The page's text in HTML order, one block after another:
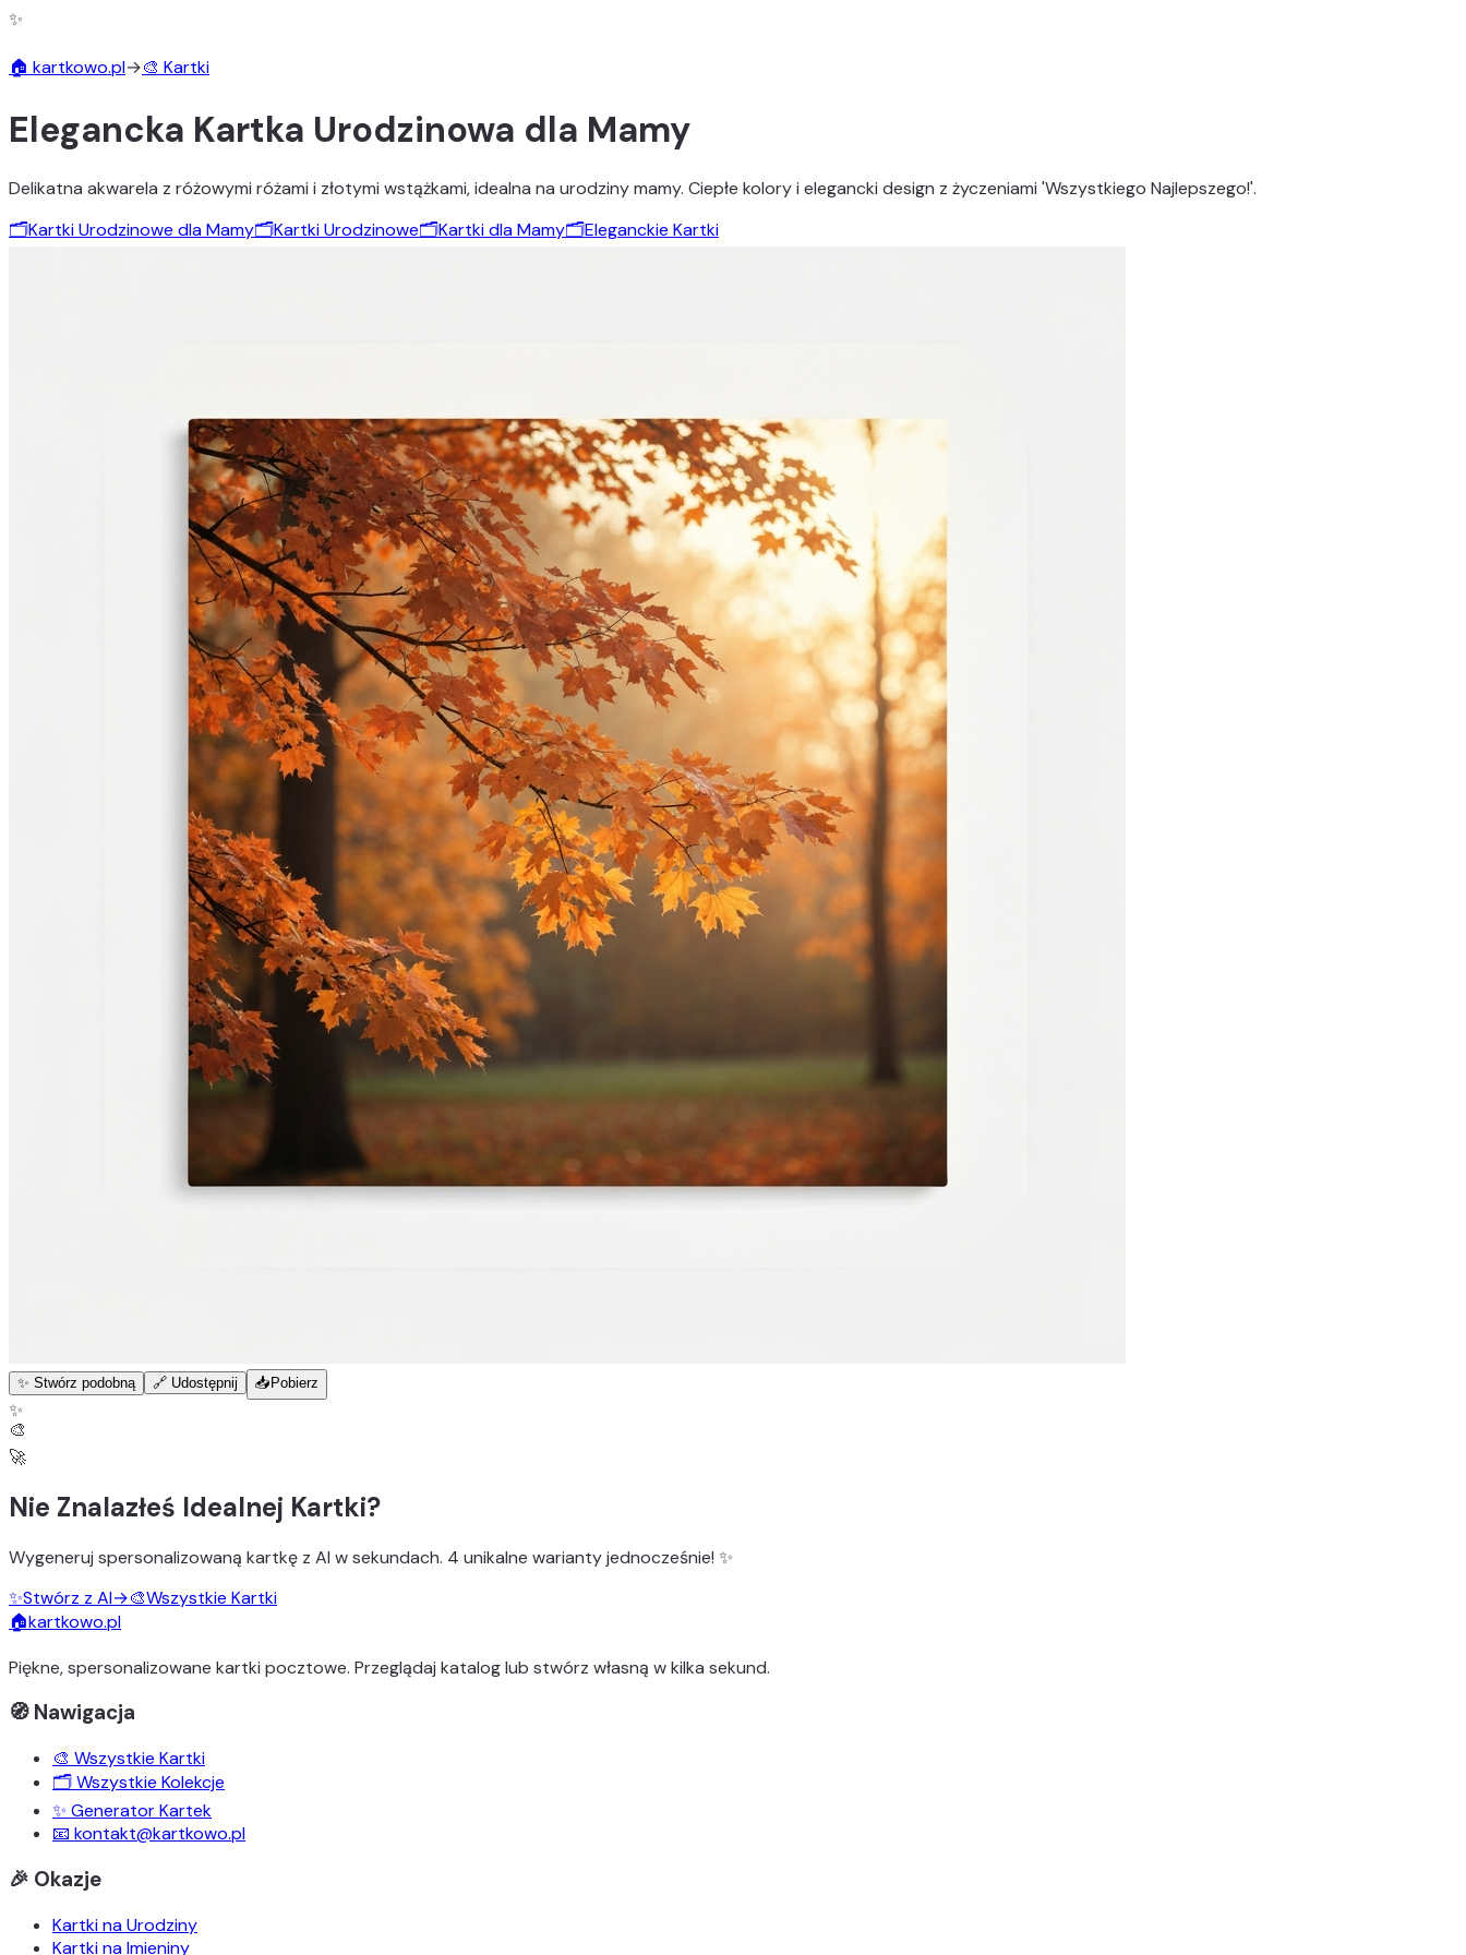
✨
🏠 kartkowo.pl→🎨 Kartki
Elegancka Kartka Urodzinowa dla Mamy
Delikatna akwarela z różowymi różami i złotymi wstążkami, idealna na urodziny mamy. Ciepłe kolory i elegancki design z życzeniami 'Wszystkiego Najlepszego!'.
🗂️Kartki Urodzinowe dla Mamy🗂️Kartki Urodzinowe🗂️Kartki dla Mamy🗂️Eleganckie Kartki
✨ Stwórz podobną 🔗 Udostępnij 📥 Pobierz
✨
🎨
🚀
Nie Znalazłeś Idealnej Kartki?
Wygeneruj spersonalizowaną kartkę z AI w sekundach. 4 unikalne wariantyjednocześnie! ✨
✨Stwórz z AI→🎨Wszystkie Kartki
🏠kartkowo.pl
Piękne, spersonalizowane kartki pocztowe. Przeglądaj katalog lub stwórz własną w kilka sekund.
🧭 Nawigacja
🎨 Wszystkie Kartki
🗂️ Wszystkie Kolekcje
✨ Generator Kartek
📧 kontakt@kartkowo.pl
🎉 Okazje
Kartki na Urodziny
Kartki na Imieniny